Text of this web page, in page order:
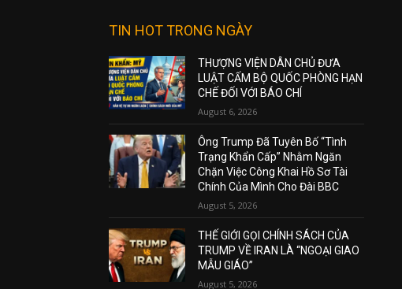
TIN HOT TRONG NGÀY
THƯỢNG VIỆN DÂN CHỦ ĐƯA
LUẬT CẤM BỘ QUỐC PHÒNG HẠN
CHẾ ĐỐI VỚI BÁO CHÍ
August 6, 2026
Ông Trump Đã Tuyên Bố “Tình
Trạng Khẩn Cấp” Nhằm Ngăn
Chặn Việc Công Khai Hồ Sơ Tài
Chính Của Mình Cho Đài BBC
August 5, 2026
THẾ GIỚI GỌI CHÍNH SÁCH CỦA
TRUMP VỀ IRAN LÀ “NGOẠI GIAO
MẪU GIÁO”
August 5, 2026